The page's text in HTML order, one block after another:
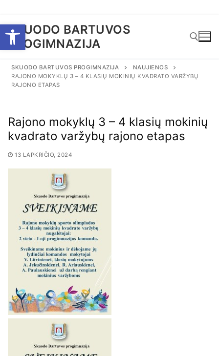
Open toolbar
prie
turinio
SKUODO BARTUVOS
PROGIMNAZIJA
Ieškoti:
SKUODO BARTUVOS PROGIMNAZIJA
NAUJIENOS
RAJONO MOKYKLŲ 3 – 4 KLASIŲ MOKINIŲ KVADRATO VARŽYBŲ
RAJONO ETAPAS
Rajono mokyklų 3 – 4 klasių mokinių
kvadrato varžybų rajono etapas
13 LAPKRIČIO, 2024